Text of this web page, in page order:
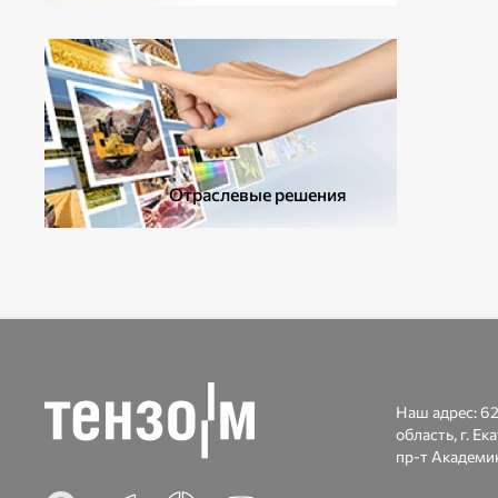
Отраслевые решения
Наш адрес:
область, г.
пр-т